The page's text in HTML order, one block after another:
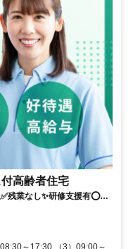
高齢者住宅
残業なし✨研修支援有⭕️駅